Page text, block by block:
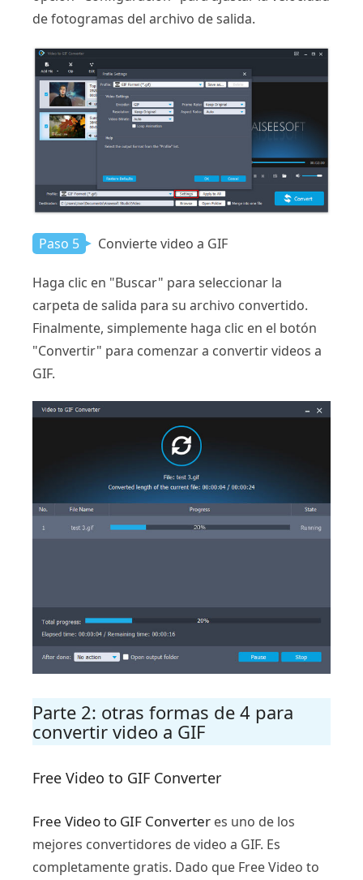
de fotogramas del archivo de salida.
Paso 5 Convierte video a GIF
Haga clic en "Buscar" para seleccionar la
carpeta de salida para su archivo convertido.
Finalmente, simplemente haga clic en el botón
"Convertir" para comenzar a convertir videos a
GIF.
Parte 2: otras formas de 4 para
convertir video a GIF
Free Video to GIF Converter
Free Video to GIF Converter es uno de los
mejores convertidores de video a GIF. Es
completamente gratis. Dado que Free Video to